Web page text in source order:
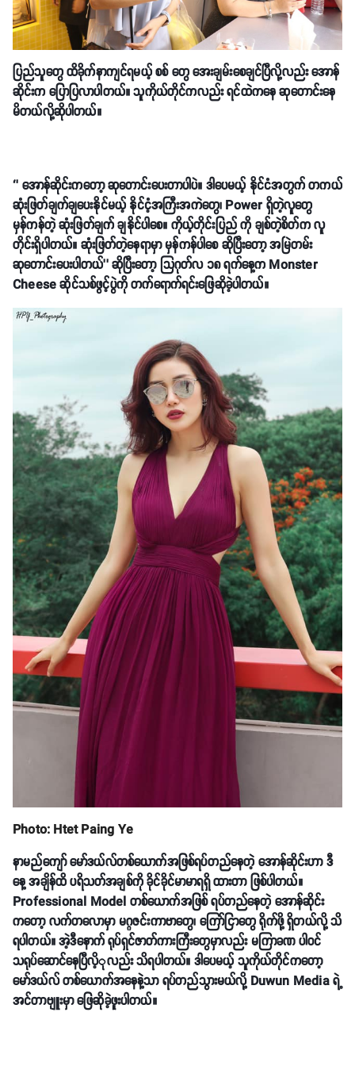
ပြည်သူတွေ ထိခိုက်နာကျင်ရမယ့် စစ် တွေ အေးချမ်းစေချင်ပြီလို့လည်း အောန်
ဆိုင်းက ပြောပြလာပါတယ်။ သူကိုယ်တိုင်ကလည်း ရင်ထဲကနေ ဆုတောင်းနေ
မိတယ်လို့ဆိုပါတယ်။
‘’ အောန်ဆိုင်းကတော့ ဆုတောင်းပေးတာပါပဲ။ ဒါပေမယ့် နိုင်ငံအတွက် တကယ်
ဆုံးဖြတ်ချက်ချပေးနိုင်မယ့် နိုင်ငံ့အကြီးအကဲတွေ၊ Power ရှိတဲ့လူတွေ
မှန်ကန်တဲ့ ဆုံးဖြတ်ချက် ချနိုင်ပါစေ။ ကိုယ့်တိုင်းပြည် ကို ချစ်တဲ့စိတ်က လူ
တိုင်းရှိပါတယ်။ ဆုံးဖြတ်တဲ့နေရာမှာ မှန်ကန်ပါစေ ဆိုပြီးတော့ အမြဲတမ်း
ဆုတောင်းပေးပါတယ်’’ ဆိုပြီးတော့ သြဂုတ်လ ၁၈ ရက်နေ့က Monster
Cheese ဆိုင်သစ်ဖွင့်ပွဲကို တက်ရောက်ရင်းဖြေဆိုခဲ့ပါတယ်။
Photo: Htet Paing Ye
နာမည်ကျော် မော်ဒယ်လ်တစ်ယောက်အဖြစ်ရပ်တည်နေတဲ့ အောန်ဆိုင်းဟာ ဒီ
နေ့ အချိန်ထိ ပရိသတ်အချစ်ကို ခိုင်ခိုင်မာမာရရှိ ထားတာ ဖြစ်ပါတယ်။
Professional Model တစ်ယောက်အဖြစ် ရပ်တည်နေတဲ့ အောန်ဆိုင်း
ကတော့ လက်တလောမှာ မဂ္ဂဇင်းကာဗာတွေ၊ ကြော်ငြာတွေ ရိုက်ဖို့ ရှိတယ်လို့ သိ
ရပါတယ်။ အဲ့ဒီနောက် ရုပ်ရှင်ဇာတ်ကားကြီးတွေမှာလည်း မကြာခဏ ပါဝင်
သရုပ်ဆောင်နေပြီလိ့ုလည်း သိရပါတယ်။ ဒါပေမယ့် သူကိုယ်တိုင်ကတော့
မော်ဒယ်လ် တစ်ယောက်အနေနဲ့သာ ရပ်တည်သွားမယ်လို့ Duwun Media ရဲ့
အင်တာဗျူးမှာ ဖြေဆိုခဲ့ဖူးပါတယ်။